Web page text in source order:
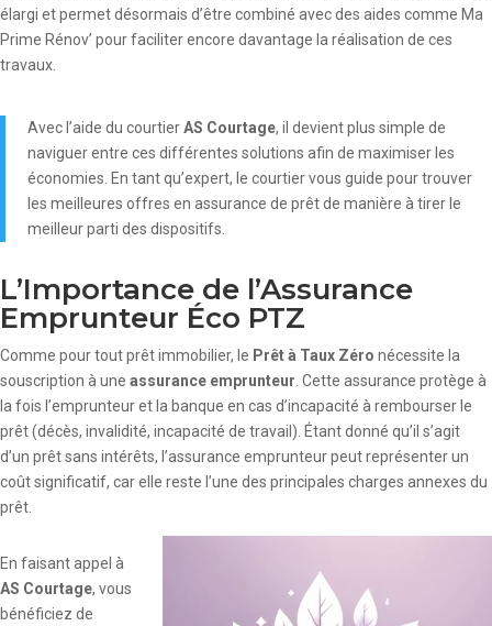
élargi et permet désormais d’être combiné avec des aides comme Ma
Prime Rénov’ pour faciliter encore davantage la réalisation de ces
travaux.
Avec l’aide du courtierAS Courtage, il devient plus simple de
naviguer entre ces différentes solutions afin de maximiser les
économies. En tant qu’expert, le courtier vous guide pour trouver
les meilleures offres en assurance de prêt de manière à tirer le
meilleur parti des dispositifs.
L’Importance de l’Assurance
Emprunteur Éco PTZ
Comme pour tout prêt immobilier, le Prêt à Taux Zéro nécessite la
souscription à une assurance emprunteur. Cette assurance protège à
la fois l’emprunteur et la banque en cas d’incapacité à rembourser le
prêt (décès, invalidité, incapacité de travail). Étant donné qu’il s’agit
d’un prêt sans intérêts, l’assurance emprunteur peut représenter un
coût significatif, car elle reste l’une des principales charges annexes du
prêt.
En faisant appel à
AS Courtage, vous
bénéficiez de